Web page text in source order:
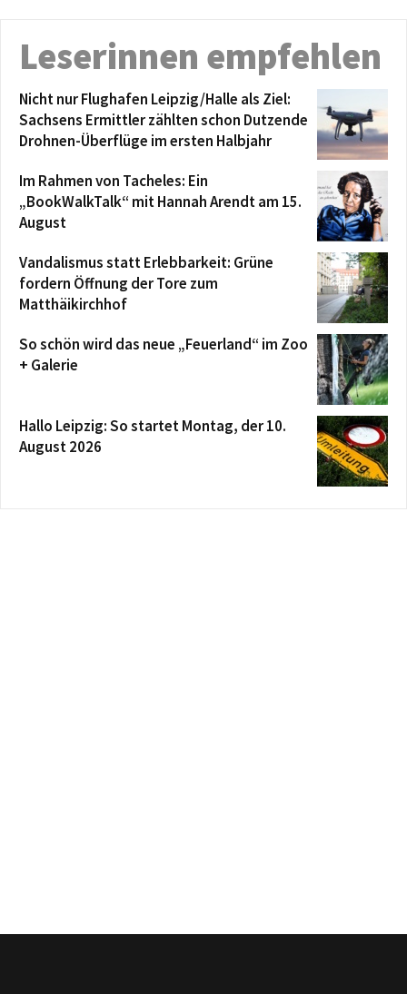
Leserinnen empfehlen
Nicht nur Flughafen Leipzig/Halle als Ziel:
Sachsens Ermittler zählten schon Dutzende
Drohnen-Überflüge im ersten Halbjahr
Im Rahmen von Tacheles: Ein
„BookWalkTalk“ mit Hannah Arendt am 15.
August
Vandalismus statt Erlebbarkeit: Grüne
fordern Öffnung der Tore zum
Matthäikirchhof
So schön wird das neue „Feuerland“ im Zoo
+ Galerie
Hallo Leipzig: So startet Montag, der 10.
August 2026